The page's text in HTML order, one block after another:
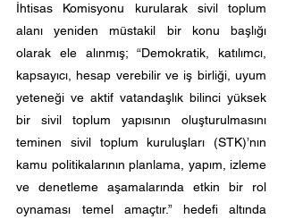
İhtisas Komisyonu kurularak sivil toplum
alanı yeniden müstakil bir konu başlığı
olarak ele alınmış; “Demokratik, katılımcı,
kapsayıcı, hesap verebilir ve iş birliği, uyum
yeteneği ve aktif vatandaşlık bilinci yüksek
bir sivil toplum yapısının oluşturulmasını
teminen sivil toplum kuruluşları (STK)’nın
kamu politikalarının planlama, yapım, izleme
ve denetleme aşamalarında etkin bir rol
oynaması temel amaçtır.” hedefi altında